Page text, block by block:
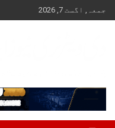
to
جمعہ, اگست 7, 2026
& Views